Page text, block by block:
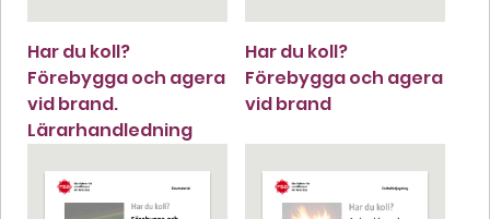
Har du koll?
Förebygga och agera
vid brand.
Lärarhandledning
Har du koll?
Förebygga och agera
vid brand